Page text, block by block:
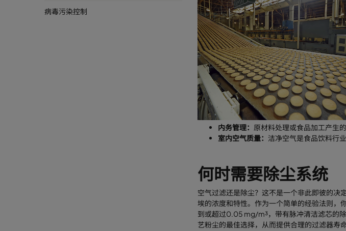
病毒污染控制
内务管理： 原材料处理或食品加工产生
室内空气质量： 洁净空气是食品饮料行
何时需要除尘系统
空气过滤还是除尘？这不是一个非此即彼的决
埃的浓度和特性。作为一个简单的经验法则，
到或超过0.05 mg/m³，带有脉冲清洁滤芯的
艺粉尘的最佳选择，从而提供合理的过滤器寿命